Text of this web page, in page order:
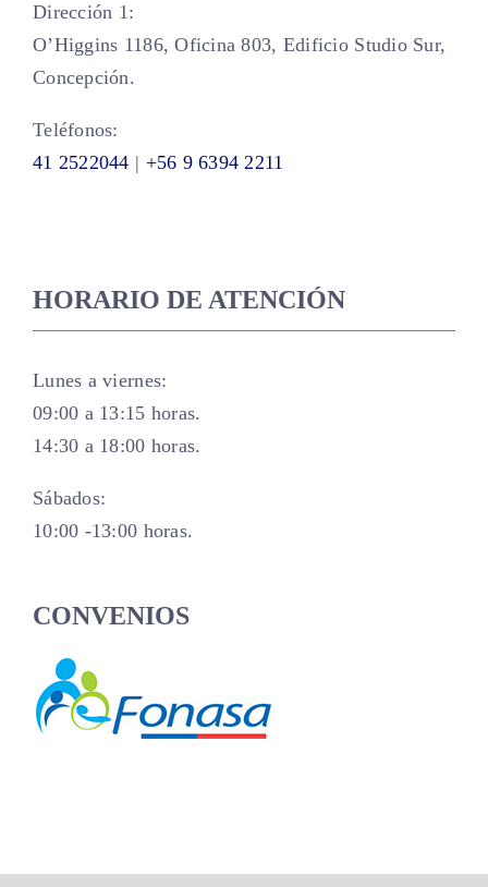
Dirección 1:
O’Higgins 1186, Oficina 803, Edificio Studio Sur,
Concepción.
Teléfonos:
41 2522044 | +56 9 6394 2211
HORARIO DE ATENCIÓN
Lunes a viernes:
09:00 a 13:15 horas.
14:30 a 18:00 horas.
Sábados:
10:00 -13:00 horas.
CONVENIOS